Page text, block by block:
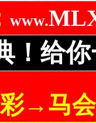
www.
！给
→马